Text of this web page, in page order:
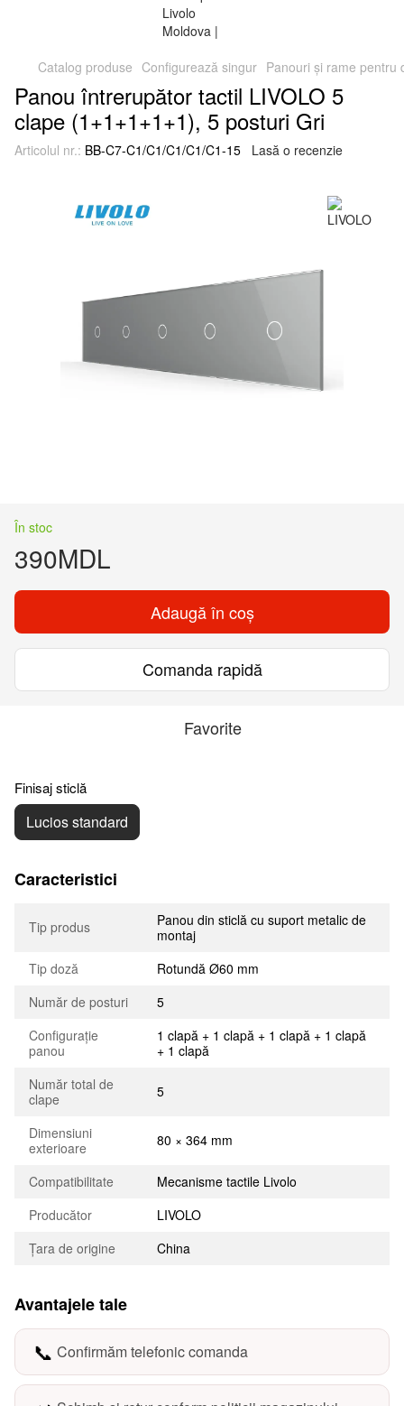
Catalog produse Configurează singur Panouri și rame pentru
Panou întrerupător tactil LIVOLO 5
clape (1+1+1+1+1), 5 posturi Gri
Articolul nr.: BB-C7-C1/C1/C1/C1/C1-15 Lasă o recenzie
În stoc
390MDL
Adaugă în coș
Comanda rapidă
Favorite
Finisaj sticlă
Lucios standard
Caracteristici
Tip produs
Panou din sticlă cu suport metalic de
montaj
Tip doză
Rotundă Ø60 mm
Număr de posturi
5
Configurație
panou
1 clapă + 1 clapă + 1 clapă + 1 clapă
+ 1 clapă
Număr total de
clape
5
Dimensiuni
exterioare
80 × 364 mm
Compatibilitate
Mecanisme tactile Livolo
Producător
LIVOLO
Țara de origine
China
Avantajele tale
📞 Confirmăm telefonic comanda